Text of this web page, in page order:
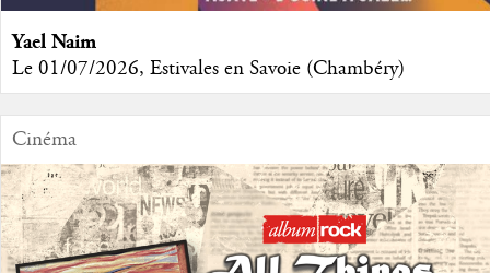
Yael Naim
Le 01/07/2026, Estivales en Savoie (Chambéry)
Cinéma